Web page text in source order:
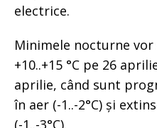
electrice.
Minimele nocturne
+10..+15 °C pe 26
aprilie, când sunt
în aer (-1..-2°C) și
(-1..-3°C).